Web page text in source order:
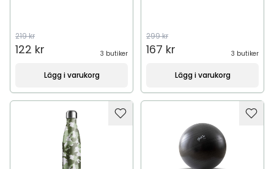
219 kr
122 kr 3 butiker
Lägg i varukorg
299 kr
167 kr 3 butiker
Lägg i varukorg